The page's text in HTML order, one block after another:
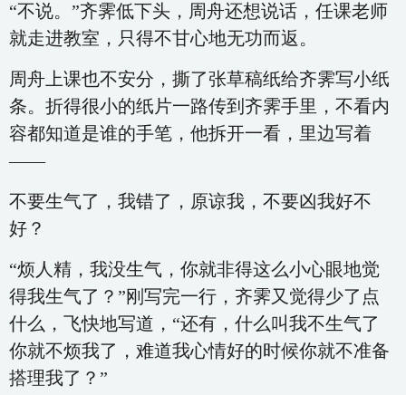
“不说。”齐霁低下头，周舟还想说话，任课老师
就走进教室，只得不甘心地无功而返。
周舟上课也不安分，撕了张草稿纸给齐霁写小纸
条。折得很小的纸片一路传到齐霁手里，不看内
容都知道是谁的手笔，他拆开一看，里边写着
——
不要生气了，我错了，原谅我，不要凶我好不
好？
“烦人精，我没生气，你就非得这么小心眼地觉
得我生气了？”刚写完一行，齐霁又觉得少了点
什么，飞快地写道，“还有，什么叫我不生气了
你就不烦我了，难道我心情好的时候你就不准备
搭理我了？”